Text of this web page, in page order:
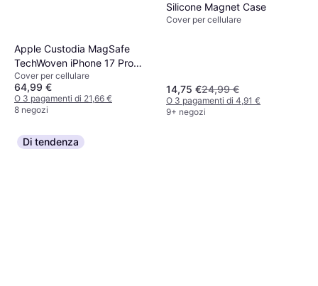
Apple Custodia MagSafe
TechWoven iPhone 17 Pro
Max
Cover per cellulare
64,99 €
O 3 pagamenti di 21,66 €
8 negozi
Silicone Magnet Case
Cover per cellulare
14,75 €24,99 €
O 3 pagamenti di 4,91 €
9+ negozi
Di tendenza